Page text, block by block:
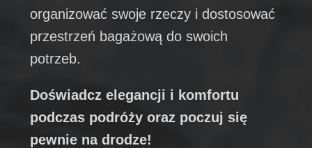
organizować swoje rzeczy i dostosować
przestrzeń bagażową do swoich
potrzeb.
Doświadcz elegancji i komfortu
podczas podróży oraz poczuj się
pewnie na drodze!